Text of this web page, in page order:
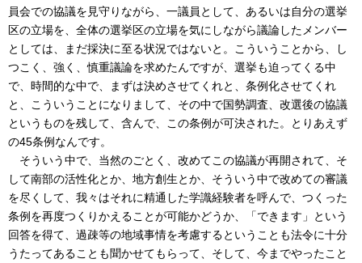
員会での協議を見守りながら、一議員として、あるいは自分の選挙
区の立場を、全体の選挙区の立場を気にしながら議論したメンバー
としては、まだ採決に至る状況ではないと。こういうことから、し
つこく、強く、慎重議論を求めたんですが、選挙も迫ってくる中
で、時間的な中で、まずは決めさせてくれと、条例化させてくれ
と、こういうことになりまして、その中で国勢調査、改選後の協議
というものを残して、含んで、この条例が可決された。とりあえず
の45条例なんです。
そういう中で、当然のごとく、改めてこの協議が再開されて、そ
して南部の活性化とか、地方創生とか、そういう中で改めての審議
を尽くして、我々はそれに精通した学識経験者を呼んで、つくった
条例を再度つくりかえることが可能かどうか、「できます」という
回答を得て、過疎等の地域事情を考慮するということも法令に十分
うたってあることも聞かせてもらって、そして、今までやったこと